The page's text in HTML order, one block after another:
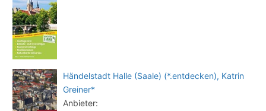
Händelstadt Halle (Saale) (*.entdecken), Katrin
Greiner*
Anbieter: